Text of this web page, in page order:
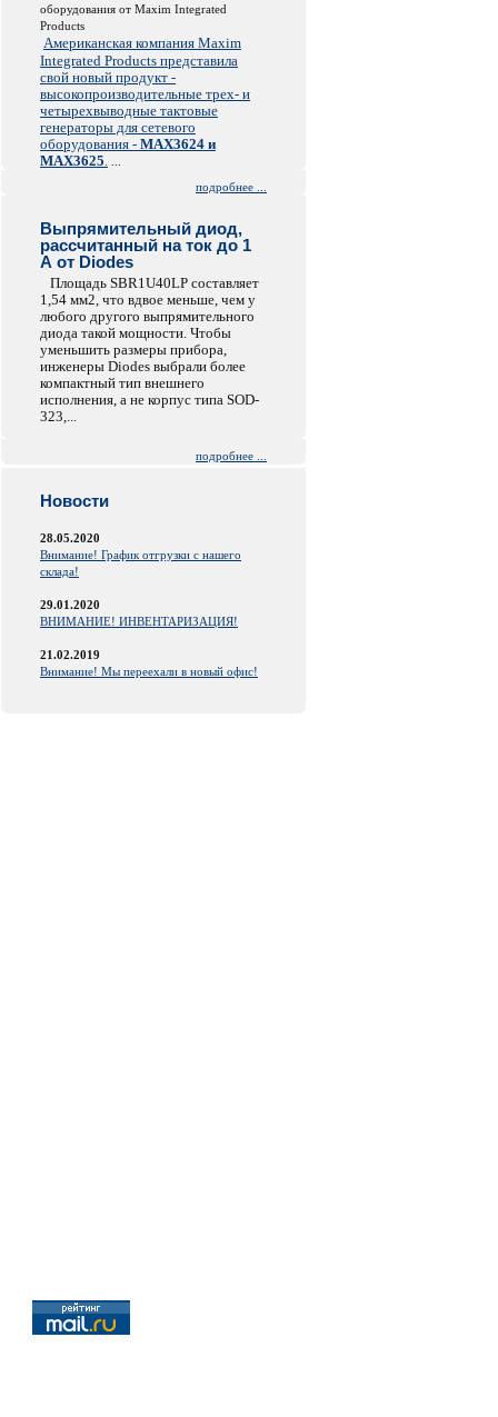
оборудования от Maxim Integrated
Products
Американская компания Maxim
Integrated Products представила
свой новый продукт -
высокопроизводительные трех- и
четырехвыводные тактовые
генераторы для сетевого
оборудования - MAX3624 и
MAX3625.
подробнее ...
Выпрямительный диод,
рассчитанный на ток до 1
А от Diodes
Площадь SBR1U40LP составляет
1,54 мм2, что вдвое меньше, чем у
любого другого выпрямительного
диода такой мощности. Чтобы
уменьшить размеры прибора,
инженеры Diodes выбрали более
компактный тип внешнего
исполнения, а не корпус типа SOD-
323,...
подробнее ...
Новости
28.05.2020
Внимание! График отгрузки с нашего
склада!
29.01.2020
ВНИМАНИЕ! ИНВЕНТАРИЗАЦИЯ!
21.02.2019
Внимание! Мы переехали в новый офис!